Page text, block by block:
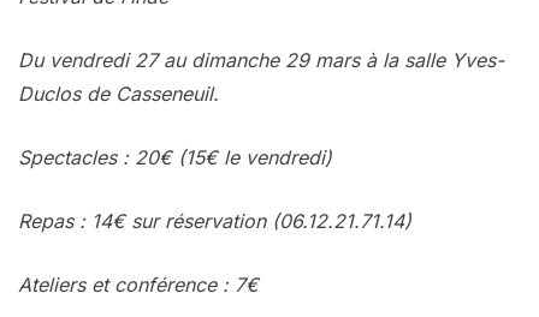
Du vendredi 27 au dimanche 29 mars à la salle Yves-
Duclos de Casseneuil.
Spectacles : 20€ (15€ le vendredi)
Repas : 14€ sur réservation (06.12.21.71.14)
Ateliers et conférence : 7€